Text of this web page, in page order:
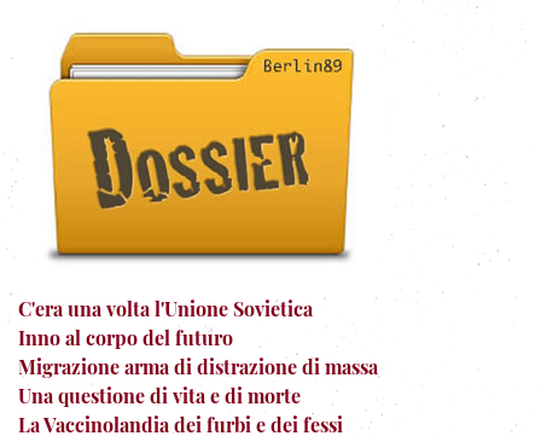
C'era una volta l'Unione Sovietica
Inno al corpo del futuro
Migrazione arma di distrazione di massa
Una questione di vita e di morte
La Vaccinolandia dei furbi e dei fessi